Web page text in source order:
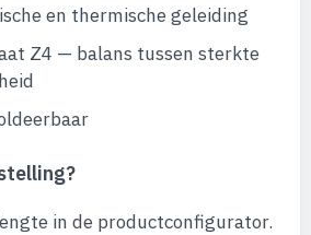
en thermische geleiding
Z4 — balans tussen sterkte
in de productconfigurator.